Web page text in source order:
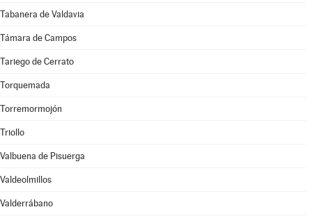
Tabanera de Valdavia
Támara de Campos
Tariego de Cerrato
Torquemada
Torremormojón
Triollo
Valbuena de Pisuerga
Valdeolmillos
Valderrábano